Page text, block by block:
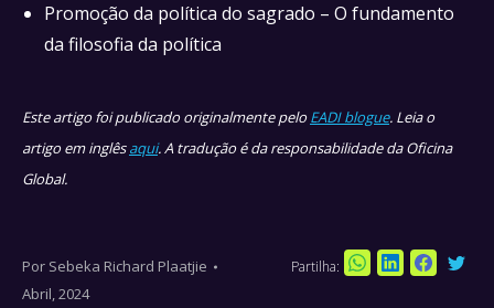
Promoção da política do sagrado – O fundamento
da filosofia da política
Este artigo foi publicado originalmente peloEADI blogue. Leia o
artigo em inglêsaqui. A tradução é da responsabilidade da Oficina
Global.
Por Sebeka Richard Plaatjie
Abril, 2024
Partilha:
ShareShareShare